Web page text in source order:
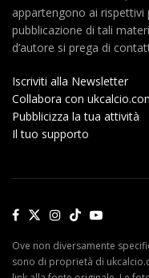
appartengono ai rispettivi
pubblicazione di tali
d’autore si prega di
Iscriviti alla Newsletter
Collabora con
Pubblicizza la tua attività
Il tuo supporto
Ove non diversamente
sono di proprietà di